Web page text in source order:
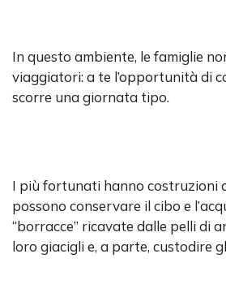
In questo ambiente, le famiglie
viaggiatori: a te l’opportunità di
scorre una giornata tipo.
I più fortunati hanno costruzioni
possono conservare il cibo e
“borracce” ricavate dalle pelli di
loro giacigli e, a parte, custodire